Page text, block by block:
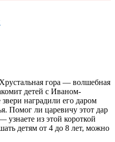
Хрустальная гора — волшебная
детей с Иваном-
наградили его даром
Помог ли царевичу этот дар
из этой короткой
детям от 4 до 8 лет, можно